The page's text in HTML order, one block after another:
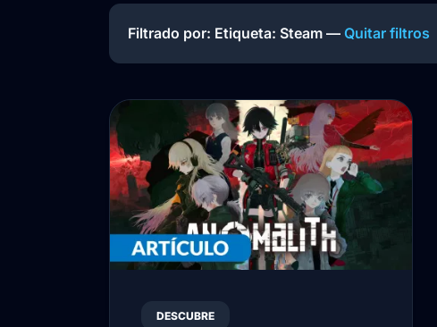
Filtrado por: Etiqueta: Steam — Quitar filtros
DESCUBRE